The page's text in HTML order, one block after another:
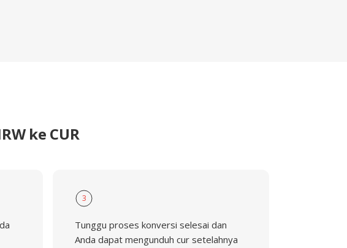
ke CUR
3
Tunggu proses konversi selesai dan
Anda dapat mengunduh cur setelahnya